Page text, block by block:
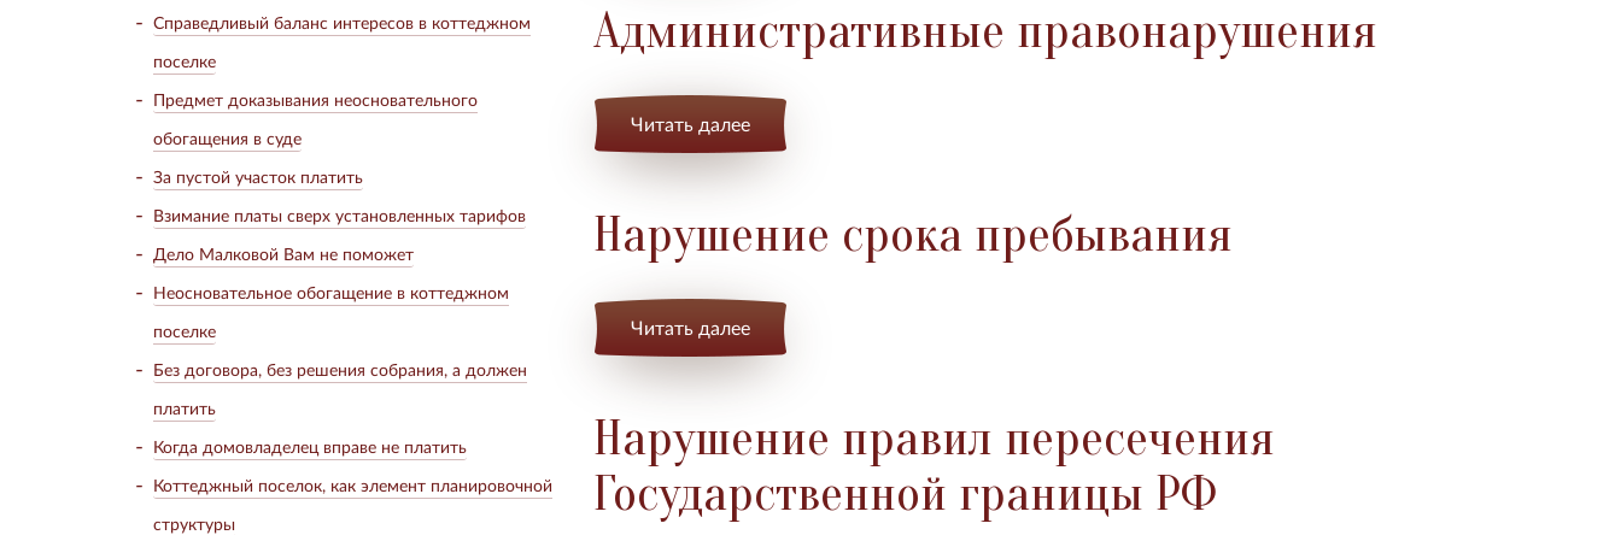
Справедливый баланс интересов в коттеджном
поселке
Предмет доказывания неосновательного
обогащения в суде
За пустой участок платить
Взимание платы сверх установленных тарифов
Дело Малковой Вам не поможет
Неосновательное обогащение в коттеджном
поселке
Без договора, без решения собрания, а должен
платить
Когда домовладелец вправе не платить
Коттеджный поселок, как элемент планировочной
структуры
Административные правонарушения
Читать далее
Нарушение срока пребывания
Читать далее
Нарушение правил пересечения
Государственной границы РФ